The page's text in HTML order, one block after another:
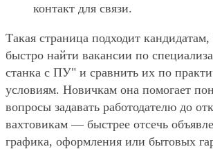
контакт для связи.
Такая страница подходит кандидатам,
быстро найти вакансии по
станка с ПУ" и сравнить их по
условиям. Новичкам она помогает
вопросы задавать работодателю до
вахтовикам — быстрее отсечь
графика, оформления или бытовых